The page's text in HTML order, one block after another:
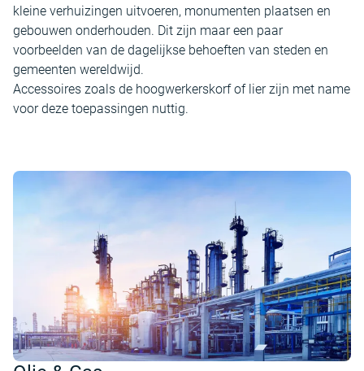
kleine verhuizingen uitvoeren, monumenten plaatsen en
gebouwen onderhouden. Dit zijn maar een paar
voorbeelden van de dagelijkse behoeften van steden en
gemeenten wereldwijd.
Accessoires zoals de hoogwerkerskorf of lier zijn met name
voor deze toepassingen nuttig.